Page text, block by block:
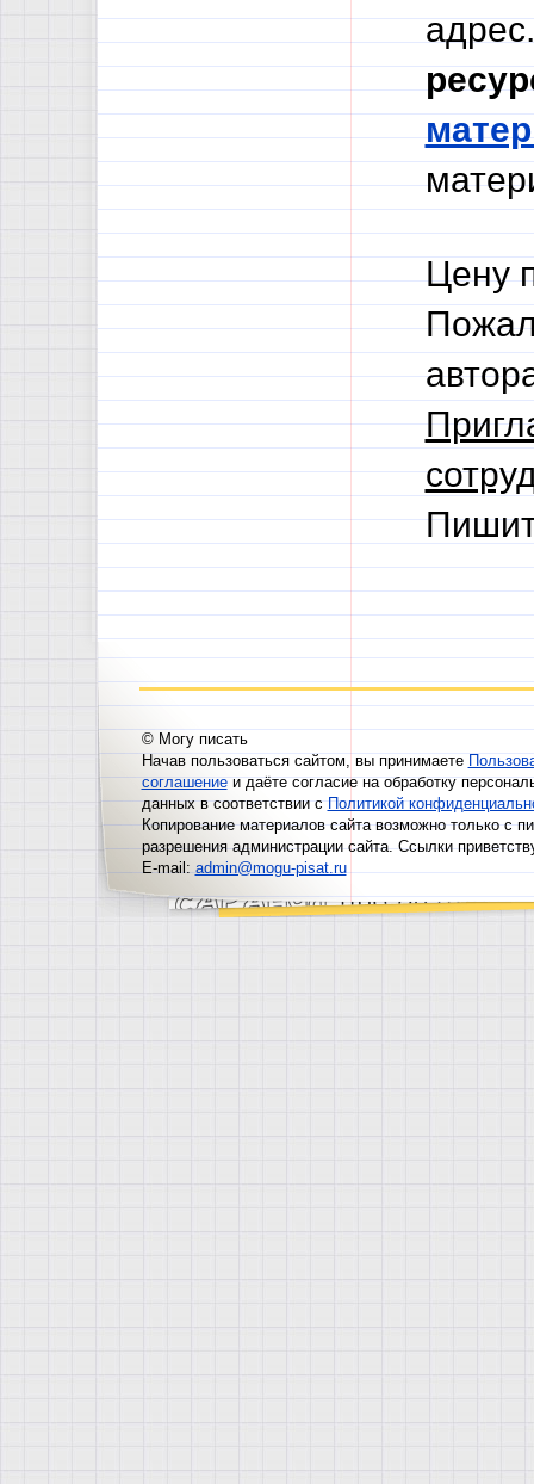
Цену
© Могу писать
Начав пользоваться сайтом, вы принимаете
соглашениеи даёте согласие на обработку
данных в соответствии сПолитикой
Копирование материалов сайта возможно только с
разрешения администрации сайта. Ссылки
E-mail:admin@mogu-pisat.ru